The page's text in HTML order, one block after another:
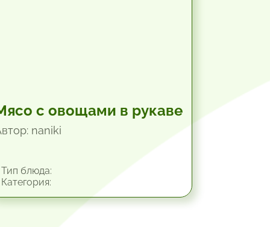
с овощами в рукаве
naniki
блюда: